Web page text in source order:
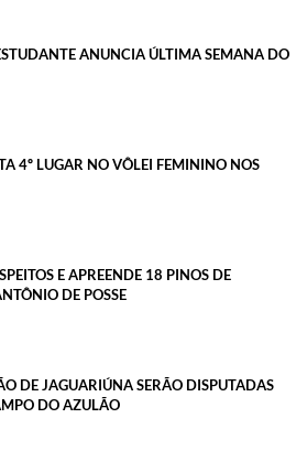
ANUNCIA ÚLTIMA SEMANA DO
4º LUGAR NO VÔLEI FEMININO NOS
E APREENDE 18 PINOS DE
DE POSSE
DE JAGUARIÚNA SERÃO DISPUTADAS
DO AZULÃO